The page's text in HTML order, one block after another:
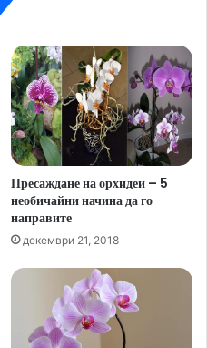
Пресаждане на орхидеи – 5
необичайни начина да го
направите
декември 21, 2018